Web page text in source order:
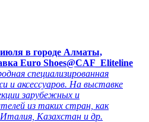
июля в городе Алматы,
Euro Shoes@CAF_Eliteline
специализированная
и аксессуаров. На выставке
зарубежных и
из таких стран, как
Казахстан и др.